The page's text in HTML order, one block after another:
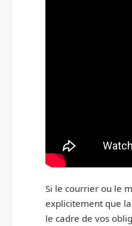
Si le courrier ou le
explicitement que
le cadre de vos